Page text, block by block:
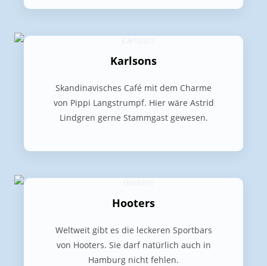
Karlsons
Skandinavisches Café mit dem Charme
von Pippi Langstrumpf. Hier wäre Astrid
Lindgren gerne Stammgast gewesen.
Hooters
Weltweit gibt es die leckeren Sportbars
von Hooters. Sie darf natürlich auch in
Hamburg nicht fehlen.